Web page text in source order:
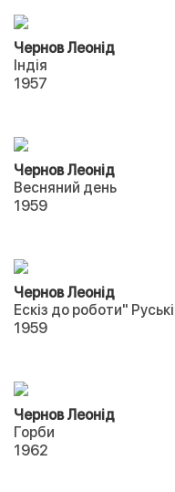
Чернов Леонід
Індія
1957
Чернов Леонід
Весняний день
1959
Чернов Леонід
Ескіз до роботи"
1959
Чернов Леонід
Горби
1962